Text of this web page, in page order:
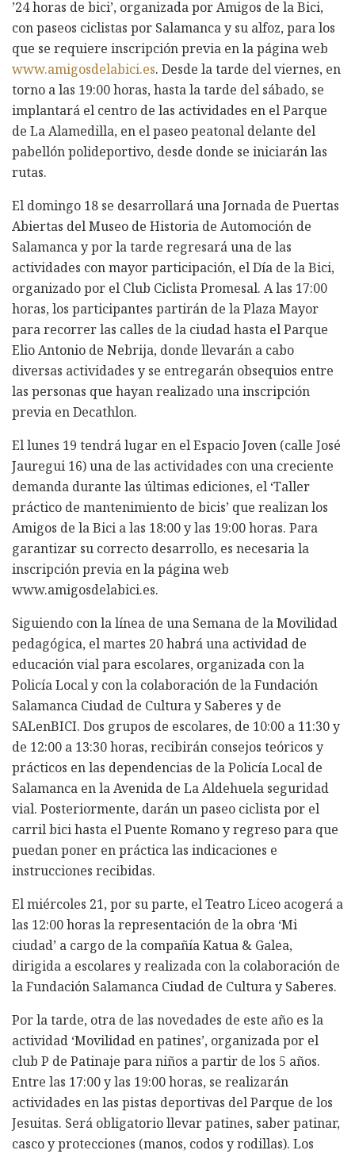
’24 horas de bici’, organizada por Amigos de la Bici,
con paseos ciclistas por Salamanca y su alfoz, para los
que se requiere inscripción previa en la página web
www.amigosdelabici.es. Desde la tarde del viernes, en
torno a las 19:00 horas, hasta la tarde del sábado, se
implantará el centro de las actividades en el Parque
de La Alamedilla, en el paseo peatonal delante del
pabellón polideportivo, desde donde se iniciarán las
rutas.
El domingo 18 se desarrollará una Jornada de Puertas
Abiertas del Museo de Historia de Automoción de
Salamanca y por la tarde regresará una de las
actividades con mayor participación, el Día de la Bici,
organizado por el Club Ciclista Promesal. A las 17:00
horas, los participantes partirán de la Plaza Mayor
para recorrer las calles de la ciudad hasta el Parque
Elio Antonio de Nebrija, donde llevarán a cabo
diversas actividades y se entregarán obsequios entre
las personas que hayan realizado una inscripción
previa en Decathlon.
El lunes 19 tendrá lugar en el Espacio Joven (calle José
Jauregui 16) una de las actividades con una creciente
demanda durante las últimas ediciones, el ‘Taller
práctico de mantenimiento de bicis’ que realizan los
Amigos de la Bici a las 18:00 y las 19:00 horas. Para
garantizar su correcto desarrollo, es necesaria la
inscripción previa en la página web
www.amigosdelabici.es.
Siguiendo con la línea de una Semana de la Movilidad
pedagógica, el martes 20 habrá una actividad de
educación vial para escolares, organizada con la
Policía Local y con la colaboración de la Fundación
Salamanca Ciudad de Cultura y Saberes y de
SALenBICI. Dos grupos de escolares, de 10:00 a 11:30 y
de 12:00 a 13:30 horas, recibirán consejos teóricos y
prácticos en las dependencias de la Policía Local de
Salamanca en la Avenida de La Aldehuela seguridad
vial. Posteriormente, darán un paseo ciclista por el
carril bici hasta el Puente Romano y regreso para que
puedan poner en práctica las indicaciones e
instrucciones recibidas.
El miércoles 21, por su parte, el Teatro Liceo acogerá a
las 12:00 horas la representación de la obra ‘Mi
ciudad’ a cargo de la compañía Katua & Galea,
dirigida a escolares y realizada con la colaboración de
la Fundación Salamanca Ciudad de Cultura y Saberes.
Por la tarde, otra de las novedades de este año es la
actividad ‘Movilidad en patines’, organizada por el
club P de Patinaje para niños a partir de los 5 años.
Entre las 17:00 y las 19:00 horas, se realizarán
actividades en las pistas deportivas del Parque de los
Jesuitas. Será obligatorio llevar patines, saber patinar,
casco y protecciones (manos, codos y rodillas). Los